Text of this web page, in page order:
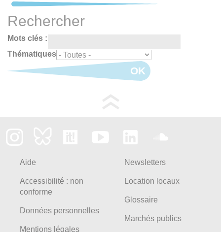
Rechercher
Mots clés :
Thématiques
OK
Aide
Accessibilité : non
conforme
Données personnelles
Mentions légales
Newsletters
Location locaux
Glossaire
Marchés publics